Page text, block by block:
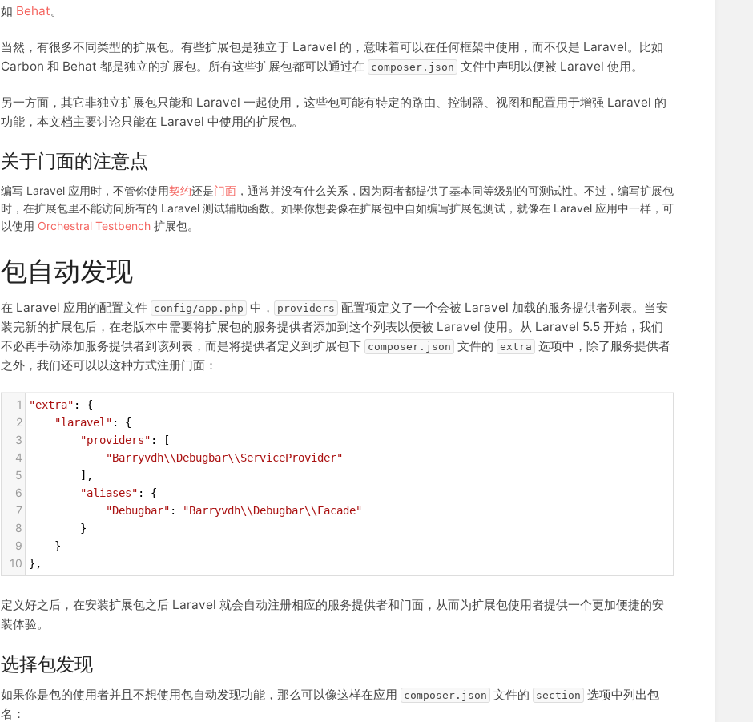
如 Behat。
当然，有很多不同类型的扩展包。有些扩展包是独立于 Laravel 的，意味着可以在任何框架中使用，而不仅是 Laravel。比如
Carbon 和 Behat 都是独立的扩展包。所有这些扩展包都可以通过在
composer.json 文件中声明以便被 Laravel 使用。
另一方面，其它非独立扩展包只能和 Laravel 一起使用，这些包可能有特定的路由、控制器、视图和配置用于增强 Laravel 的
功能，本文档主要讨论只能在 Laravel 中使用的扩展包。
关于门面的注意点
编写 Laravel 应用时，不管你使用契约还是门面 ，通常并没有什么关系，因为两者都提供了基本同等级别的可测试性。不过，编写扩展包
时，在扩展包里不能访问所有的 Laravel 测试辅助函数。如果你想要像在扩展包中自如编写扩展包测试，就像在 Laravel 应用中一样，可
以使用 Orchestral Testbench 扩展包。
包自动发现
在 Laravel 应用的配置文件 config/app.php 中， providers 配置项定义了一个会被 Laravel 加载的服务提供者列表。当安
装完新的扩展包后，在老版本中需要将扩展包的服务提供者添加到这个列表以便被 Laravel 使用。从 Laravel 5.5 开始，我们
不必再手动添加服务提供者到该列表，而是将提供者定义到扩展包下 composer.json 文件的 extra 选项中，除了服务提供者
之外，我们还可以以这种方式注册门面：
1 "extra" : {
2 "laravel" : {
3 "providers" : [
4 "Barryvdh\\Debugbar\\ServiceProvider"
5
        ],
6 "aliases" : {
7 "Debugbar" : "Barryvdh\\Debugbar\\Facade"
8
        }
9
    }
10 },
定义好之后，在安装扩展包之后 Laravel 就会自动注册相应的服务提供者和门面，从而为扩展包使用者提供一个更加便捷的安
装体验。
选择包发现
如果你是包的使用者并且不想使用包自动发现功能，那么可以像这样在应用 composer.json 文件的 section 选项中列出包
名：